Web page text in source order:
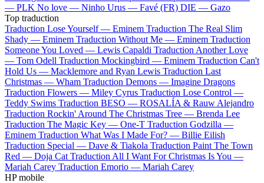
— PLK No love — Ninho Urus — Favé (FR) DIE — Gazo
Top traduction
Traduction Lose Yourself — Eminem Traduction The Real Slim
Shady — Eminem Traduction Without Me — Eminem Traduction
Someone You Loved — Lewis Capaldi Traduction Another Love
— Tom Odell Traduction Mockingbird — Eminem Traduction Can't
Hold Us — Macklemore and Ryan Lewis Traduction Last
Christmas — Wham Traduction Demons — Imagine Dragons
Traduction Flowers — Miley Cyrus Traduction Lose Control —
Teddy Swims Traduction BESO — ROSALÍA & Rauw Alejandro
Traduction Rockin' Around The Christmas Tree — Brenda Lee
Traduction The Magic Key — One-T Traduction Godzilla —
Eminem Traduction What Was I Made For? — Billie Eilish
Traduction Special — Dave & Tiakola Traduction Paint The Town
Red — Doja Cat Traduction All I Want For Christmas Is You —
Mariah Carey Traduction Emorio — Mariah Carey
HP mobile